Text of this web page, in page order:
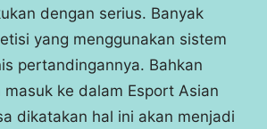
dengan serius. Banyak
yang menggunakan sistem
pertandingannya. Bahkan
ke dalam Esport Asian
dikatakan hal ini akan menjadi